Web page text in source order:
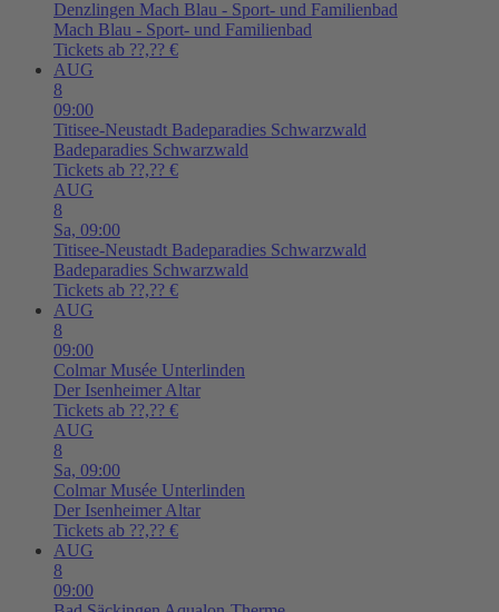
Denzlingen Mach Blau - Sport- und Familienbad
Mach Blau - Sport- und Familienbad
Tickets ab ??,?? €
AUG
8
09:00
Titisee-Neustadt Badeparadies Schwarzwald
Badeparadies Schwarzwald
Tickets ab ??,?? €
AUG
8
Sa, 09:00
Titisee-Neustadt Badeparadies Schwarzwald
Badeparadies Schwarzwald
Tickets ab ??,?? €
AUG
8
09:00
Colmar Musée Unterlinden
Der Isenheimer Altar
Tickets ab ??,?? €
AUG
8
Sa, 09:00
Colmar Musée Unterlinden
Der Isenheimer Altar
Tickets ab ??,?? €
AUG
8
09:00